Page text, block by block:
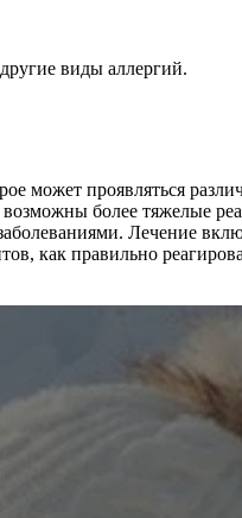
виды аллергий.
может проявляться
более тяжелые
Лечение
как правильно